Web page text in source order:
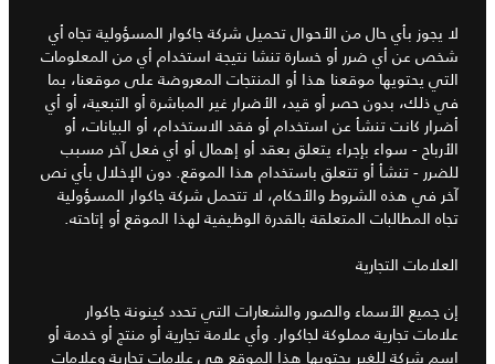
لا يجوز بأي حال من الأحوال تحميل شركة جاكوار المسؤولية تجاه أي
شخص عن أي ضرر أو خسارة تنشا نتيجة استخدام أي من المعلومات
التي يحتويها موقعنا هذا أو المنتجات المعروضة على موقعنا، بما
في ذلك، بدون حصر أو قيد، الأضرار غير المباشرة أو التبعية، أو أي
أضرار كانت تنشأ عن استخدام أو فقد الاستخدام، أو البيانات، أو
الأرباح - سواء بإجراء يتعلق بعقد أو إهمال أو أي فعل آخر مسبب
للضرر - تنشأ أو تتعلق باستخدام هذا الموقع. دون الإخلال بأي نص
آخر في هذه الشروط والأحكام، لا تتحمل شركة جاكوار المسؤولية
تجاه المطالبات المتعلقة بالقدرة الوظيفية لهذا الموقع أو إتاحته.
العلامات التجارية
إن جميع الأسماء والصور والشعارات التي تحدد كينونة جاكوار
علامات تجارية مملوكة لجاكوار. وأي علامة تجارية أو منتج أو خدمة أو
اسم شركة للغير يحتويها هذا الموقع هي علامات تجارية وعلامات